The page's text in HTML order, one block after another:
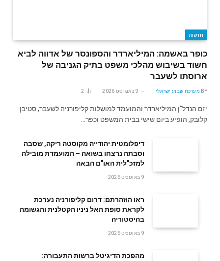
חדשות
כופר באשמה: המיליארדר והספונסר של אדווה לביא
חשוד בשיבוש מהלכי משפט בתיק הגניבה של
ארוסתו לשעבר
BY מערכת שבוע ישראלי 9 באוגוסט 2026 2
יזם הנדל"ן המיליארדר והמועמד למושלות קליפורניה לשעבר, סטיבן
קלובק, הופיע ביום שישי בבית המשפט וכפר…
דיפלומטית יהודייה מקוסטה ריקה, שסבה
וסבתה נרצחו בשואה – המועמדת מובילה
למזכ"לית האו"ם הבאה
9 באוגוסט 2026
ראו הוזהרתם: דרום קליפורניה נערכת
לקראת סופת האל ניניו הקטלנית והגשומה
בהיסטוריה
9 באוגוסט 2026
מהפכת הדיגיטל ברשות התעבורה: